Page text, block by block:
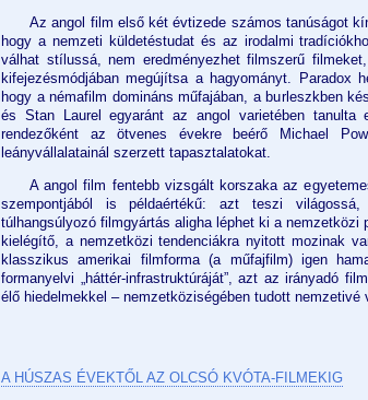
Az angol film első két évtizede számos tanúságot
hogy a nemzeti küldetéstudat és az irodalmi
válhat stílussá, nem eredményezhet filmszerű
kifejezésmódjában megújítsa a hagyományt.
hogy a némafilm domináns műfajában, a burleszkben
és Stan Laurel egyaránt az angol varietében
rendezőként az ötvenes évekre beérő Michael
leányvállalatainál szerzett tapasztalatokat.
A angol film fentebb vizsgált korszaka az
szempontjából is példaértékű: azt teszi
túlhangsúlyozó filmgyártás aligha léphet ki a
kielégítő, a nemzetközi tendenciákra nyitott mozinak
klasszikus amerikai filmforma (a műfajfilm) igen
formanyelvi „háttér-infrastruktúráját”, azt az irányadó
élő hiedelmekkel – nemzetköziségében tudott nemzetivé
A HÚSZAS ÉVEKTŐL AZ OLCSÓ KVÓTA-FILMEKIG